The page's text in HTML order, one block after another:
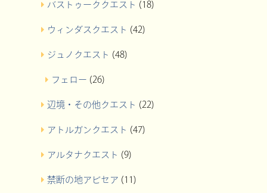
バストゥーククエスト (18)
ウィンダスクエスト (42)
ジュノクエスト (48)
フェロー (26)
辺境・その他クエスト (22)
アトルガンクエスト (47)
アルタナクエスト (9)
禁断の地アビセア (11)